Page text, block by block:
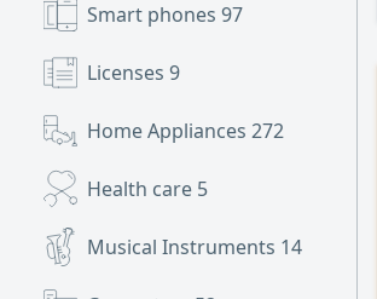
Smart phones 97
Licenses 9
Home Appliances 272
Health care 5
Musical Instruments 14